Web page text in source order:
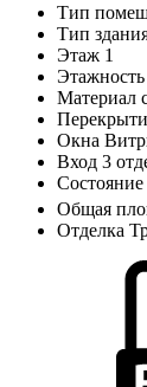
Тип
Тип
Этаж 1
Этажность
Материал
Окна
Вход 3
Общая
Отделка